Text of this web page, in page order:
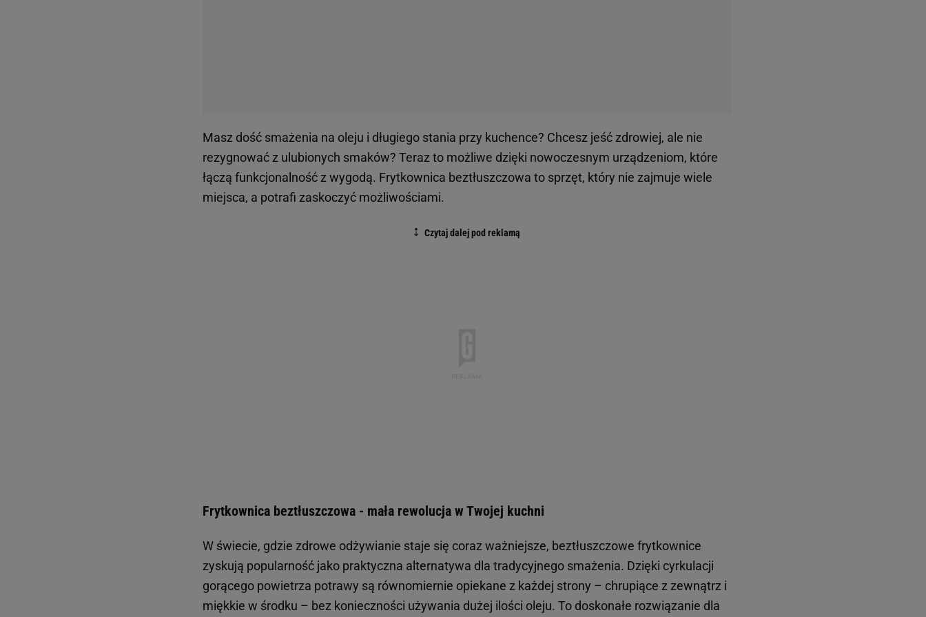
Frytkownica beztłuszczowa - mała rewolucja w Twojej kuchni
W świecie, gdzie zdrowe odżywianie staje się coraz ważniejsze, beztłuszczowe frytkownice
gorącego powietrza potrawy są równomiernie opiekane z każdej strony – chrupiące z zewnątrz i